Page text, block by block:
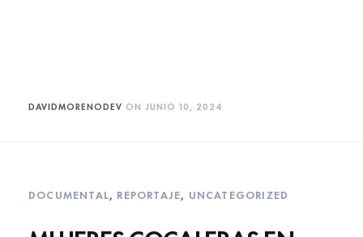
DAVIDMORENODEV ON JUNIO 10, 2024
DOCUMENTAL, REPORTAJE, UNCATEGORIZED